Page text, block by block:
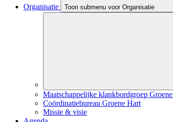
Organisatie Toon submenu voor Organisatie
Maatschappelijke klankbordgroep
Coördinatiebureau Groene Hart
Missie & visie